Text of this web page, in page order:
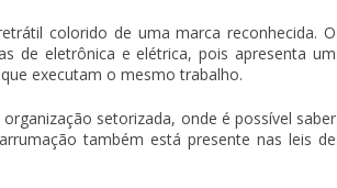
colorido de uma marca reconhecida. O
de eletrônica e elétrica, pois apresenta um
executam o mesmo trabalho.
setorizada, onde é possível saber
também está presente nas leis de